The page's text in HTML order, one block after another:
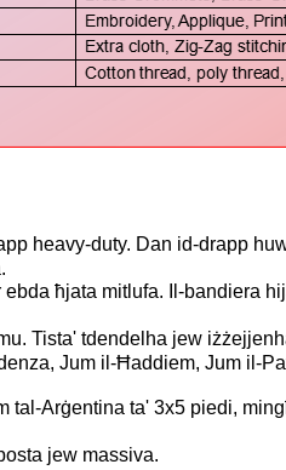
heavy-duty. Dan id-drapp
ħjata mitlufa. Il-bandiera
Tista' tdendelha jew
Jum il-Ħaddiem, Jum il-
tal-Arġentina ta' 3x5 piedi,
jew massiva.